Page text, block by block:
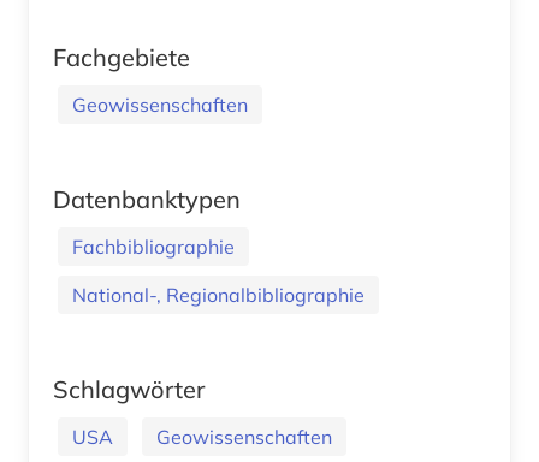
Fachgebiete
Geowissenschaften
Datenbanktypen
Fachbibliographie
National-, Regionalbibliographie
Schlagwörter
USA
Geowissenschaften